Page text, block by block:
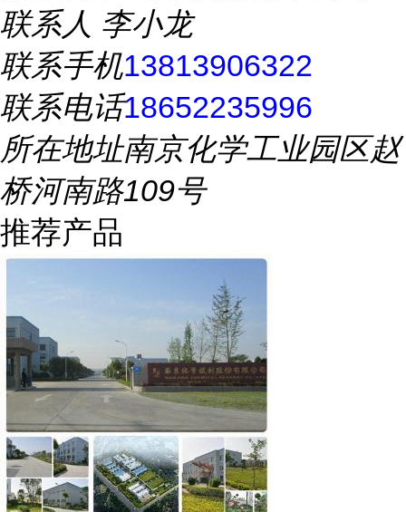
联系人 李小龙
联系手机13813906322
联系电话18652235996
所在地址南京化学工业园区赵
桥河南路109号
推荐产品